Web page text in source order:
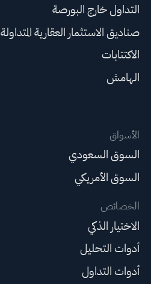
التداول خارج البورصة
صناديق الاستثمار العقارية المتداولة
الاكتتابات
الهامش
الأسواق
السوق السعودي
السوق الأمريكي
الخصائص
الاختيار الذكي
أدوات التحليل
أدوات التداول